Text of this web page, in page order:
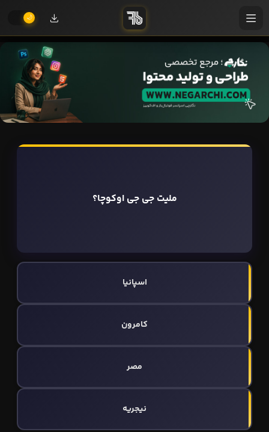
ملیت جی جی اوکوچا؟
اسپانیا
کامرون
مصر
نیجریه